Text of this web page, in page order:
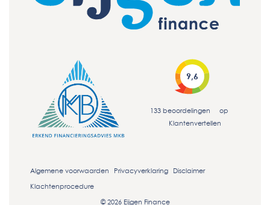
9,6
133 beoordelingen
op
Klantenvertellen
© 2026 Eijgen Finance
Algemene voorwaarden Privacyverklaring
Disclaimer
Klachtenprocedure